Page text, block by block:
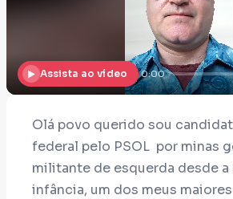
Assista ao vídeo 0:00
Olá povo querido sou
federal pelo PSOL por minas
militante de esquerda desde a
infância, um dos meus